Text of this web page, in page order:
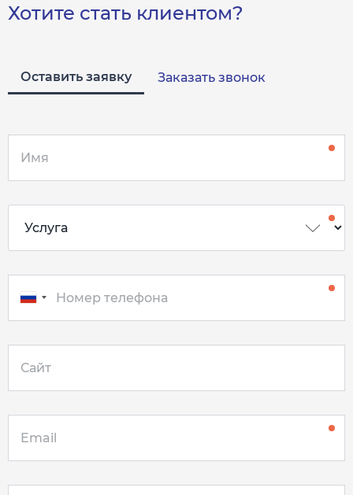
Хотите стать клиентом?
Оставить заявку Заказать звонок